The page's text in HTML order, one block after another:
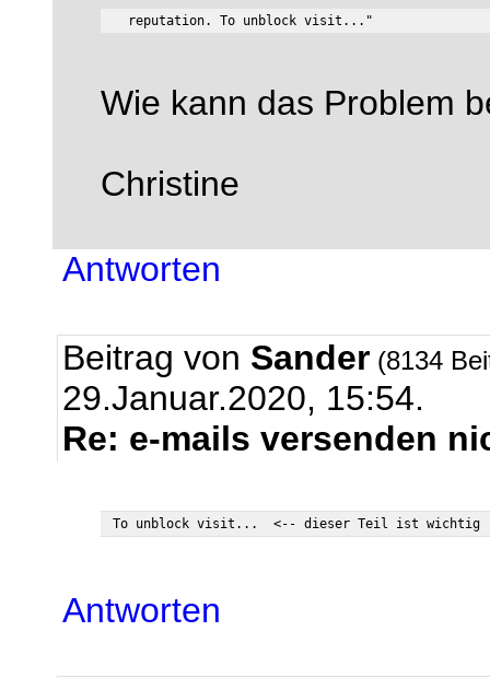
Wie kann das Problem
Christine
Antworten
Beitrag von Sander (8134
29.Januar.2020, 15:54.
Re: e-mails versenden
Antworten